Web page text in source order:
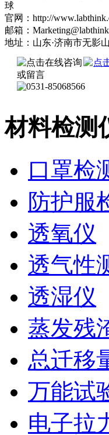
球
官网：http://
邮箱：
地址：山东·济南市无影
材料检测
口罩检
防护服
透氧仪
透气性
透湿仪
蒸发残
总迁移
万能试
电子拉